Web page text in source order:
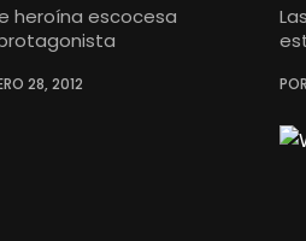
heroína escocesa
28, 2012